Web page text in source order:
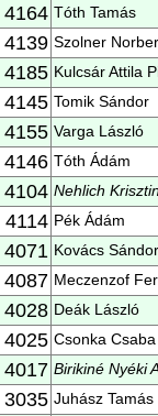
4164 Tóth Tamás
4139 Szolner
4185 Kulcsár Attila
4145 Tomik Sándor
4155 Varga László
4146 Tóth Ádám
4104 Nehlich
4114 Pék Ádám
4071 Kovács Sándor
4087 Meczenzof
4028 Deák László
4025 Csonka Csaba
4017 Birikiné Nyéki
3035 Juhász Tamás